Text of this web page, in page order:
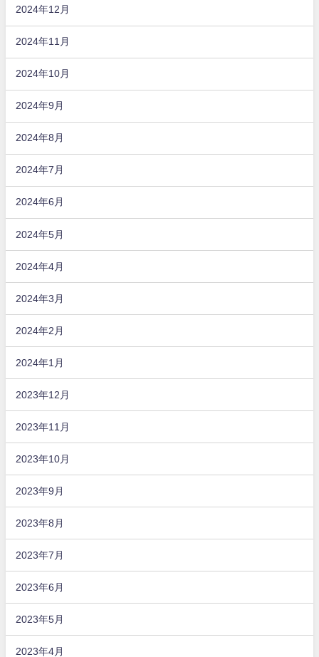
2024年12月
2024年11月
2024年10月
2024年9月
2024年8月
2024年7月
2024年6月
2024年5月
2024年4月
2024年3月
2024年2月
2024年1月
2023年12月
2023年11月
2023年10月
2023年9月
2023年8月
2023年7月
2023年6月
2023年5月
2023年4月